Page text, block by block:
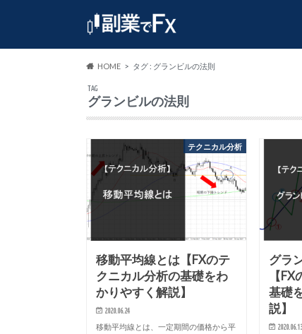
HOME タグ : グランビルの法則
TAG
グランビルの法則
テクニカル分析
移動平均線とは【FXのテ
クニカル分析の基礎をわ
かりやすく解説】
2020.06.24
移動平均線とは、一定期間の価格から平
グラ
【
基礎
説】